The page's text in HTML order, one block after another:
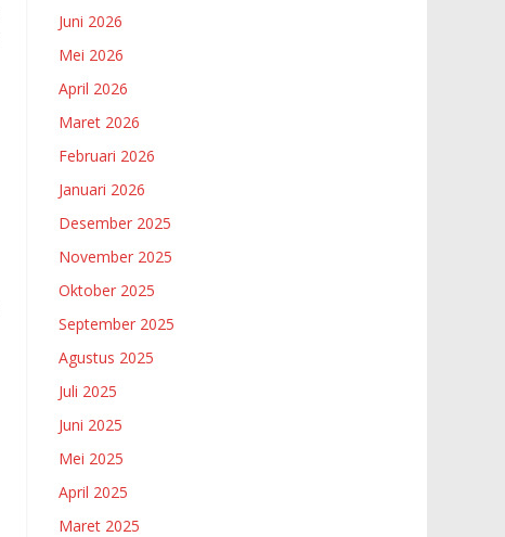
Juni 2026
Mei 2026
April 2026
Maret 2026
Februari 2026
Januari 2026
Desember 2025
November 2025
Oktober 2025
September 2025
Agustus 2025
Juli 2025
Juni 2025
Mei 2025
April 2025
Maret 2025